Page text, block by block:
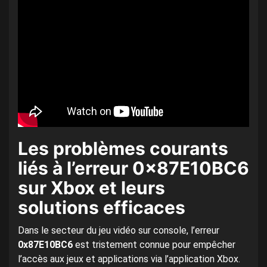
Les problèmes courants
liés à l’erreur 0x87E10BC6
sur Xbox et leurs
solutions efficaces
Dans le secteur du jeu vidéo sur console, l’erreur
0x87E10BC6 est tristement connue pour empêcher
l’accès aux jeux et applications via l’application Xbox.